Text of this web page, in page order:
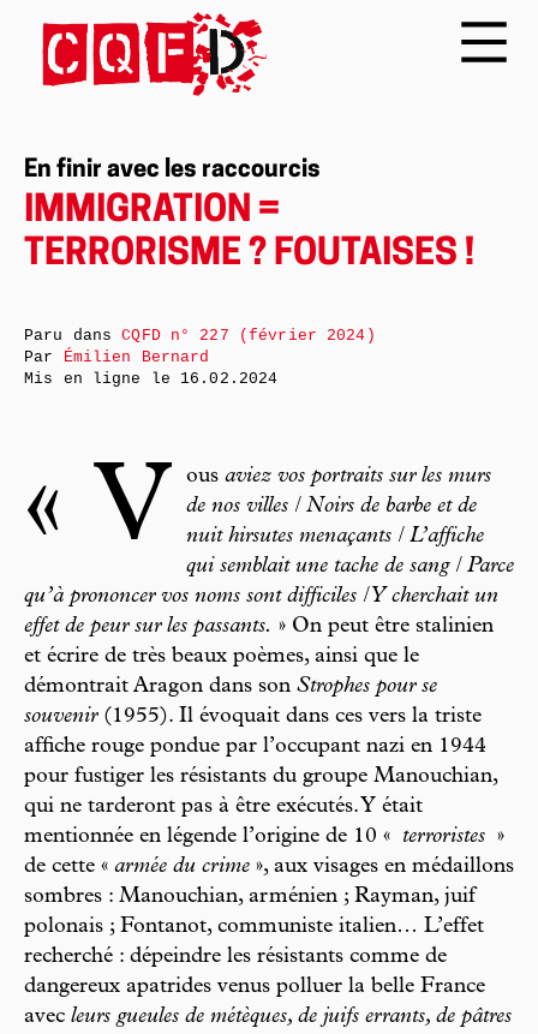
En finir avec les raccourcis
IMMIGRATION =
TERRORISME ? FOUTAISES !
« V ous aviez vos portraits sur les murs
de nos villes / Noirs de barbe et de
nuit hirsutes menaçants / L’affiche
qui semblait une tache de sang / Parce
qu’à prononcer vos noms sont difficiles / Y cherchait un
effet de peur sur les passants. » On peut être stalinien
et écrire de très beaux poèmes, ainsi que le
démontrait Aragon dans son Strophes pour se
souvenir(1955). Il évoquait dans ces vers la triste
affiche rouge pondue par l’occupant nazi en 1944
pour fustiger les résistants du groupe Manouchian,
qui ne tarderont pas à être exécutés. Y était
mentionnée en légende l’origine de 10 «
terroristes »
de cette « armée du crime », aux visages en médaillons
sombres : Manouchian, arménien ; Rayman, juif
polonais ; Fontanot, communiste italien… L’effet
recherché : dépeindre les résistants comme de
dangereux apatrides venus polluer la belle France
avec leurs gueules de métèques, de juifs errants, de pâtres
Paru dansCQFD n° 227 (février 2024)
Par Émilien Bernard
Mis en ligne le 16.02.2024